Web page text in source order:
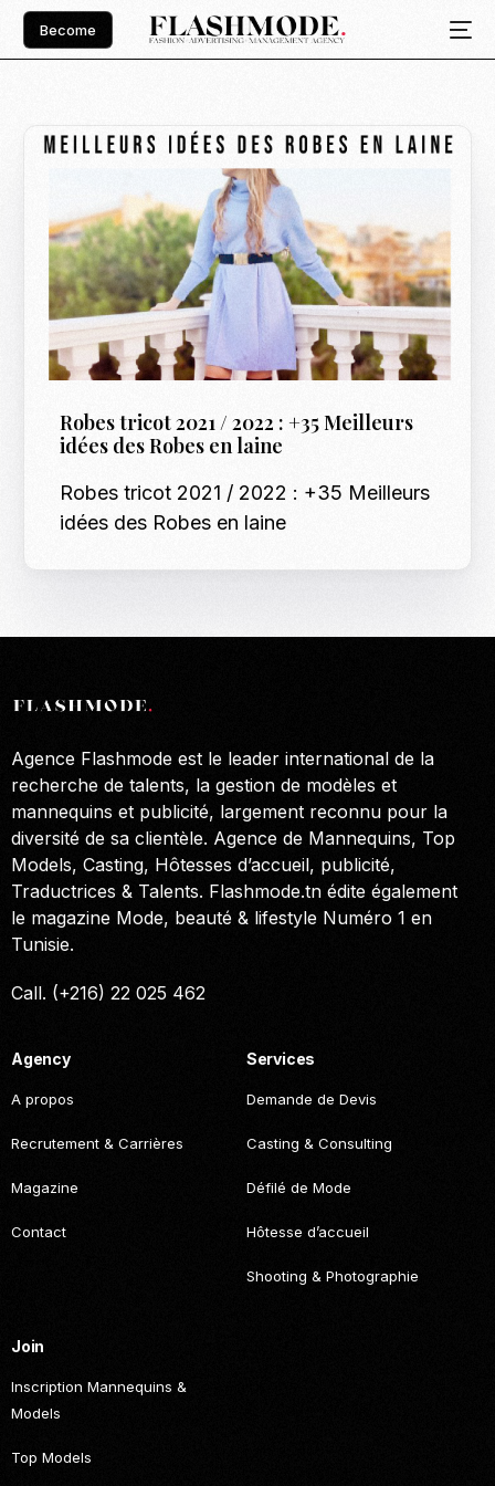
Become
Robes tricot 2021 / 2022 : +35 Meilleurs
idées des Robes en laine
Robes tricot 2021 / 2022 : +35 Meilleurs
idées des Robes en laine
Agence Flashmode est le leader international de la
recherche de talents, la gestion de modèles et
mannequins et publicité, largement reconnu pour la
diversité de sa clientèle. Agence de Mannequins, Top
Models, Casting, Hôtesses d’accueil, publicité,
Traductrices & Talents. Flashmode.tn édite également
le magazine Mode, beauté & lifestyle Numéro 1 en
Tunisie.
Call. (+216) 22 025 462
Agency
A propos
Recrutement & Carrières
Magazine
Contact
Services
Demande de Devis
Casting & Consulting
Défilé de Mode
Hôtesse d’accueil
Shooting & Photographie
Join
Inscription Mannequins &
Models
Top Models